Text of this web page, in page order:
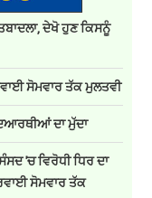
ਦੇਖੋ ਹੁਣ ਕਿਸਨੂੰ
ਸੋਮਵਾਰ ਤੱਕ ਮੁਲਤਵੀ
ਦਾ ਮੁੱਦਾ
'ਚ ਵਿਰੋਧੀ ਧਿਰ ਦਾ
ਸੋਮਵਾਰ ਤੱਕ